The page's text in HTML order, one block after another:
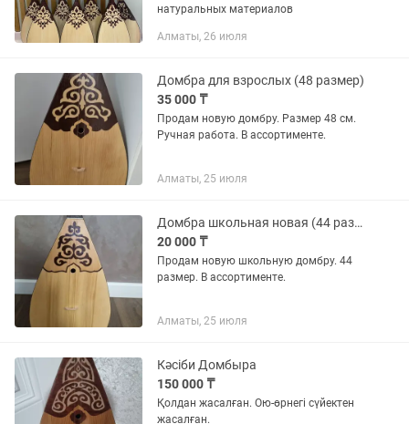
натуральных материалов
Алматы, 26 июля
Домбра для взрослых (48 размер)
35 000 ₸
Продам новую домбру. Размер 48 см.
Ручная работа. В ассортименте.
Алматы, 25 июля
Домбра школьная новая (44 размер)
20 000 ₸
Продам новую школьную домбру. 44
размер. В ассортименте.
Алматы, 25 июля
Кәсіби Домбыра
150 000 ₸
Қолдан жасалған. Ою-өрнегі сүйектен
жасалған.